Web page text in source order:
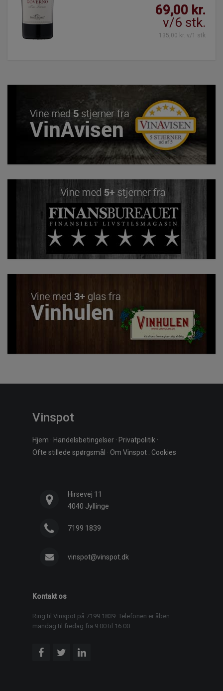
69,00 kr.
v/6 stk.
135,00 kr. v/1 stk
Vinspot
Hjem · Handelsbetingelser · Privatpolitik ·
Ofte stillede spørgsmål · Om Vinspot Cookies
Hirsevej 11
4040 Jyllinge
7199 1839
vinspot@vinspot.dk
Kontakt os
Ring til Vinspot på 7199 1839. Telefonen er åben
mandag til fredag fra 9:00 til 16:00.